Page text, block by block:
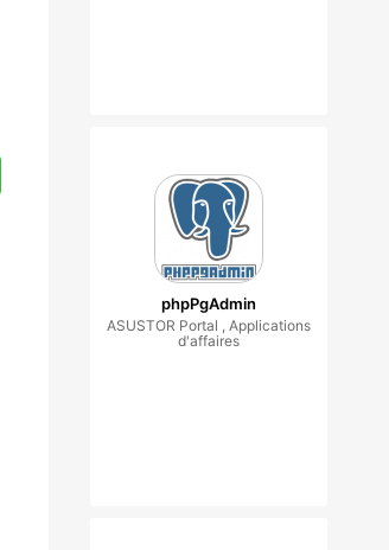
phpPgAdmin
ASUSTOR Portal , Applications
d'affaires